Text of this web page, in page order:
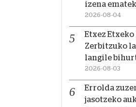
izena
2026-08-04
Etxez
Zerbitzuko
langile
2026-08-03
Errolda
jasotzeko